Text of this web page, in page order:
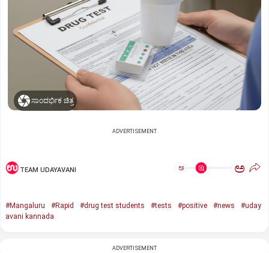
ಸಾಂದರ್ಭಿಕ ಚಿತ್ರ
ADVERTISEMENT
TEAM UDAYAVANI ಅ ಅ
#Mangaluru #Rapid #drug test students #tests #positive #news
#uday
avani kannada
ADVERTISEMENT